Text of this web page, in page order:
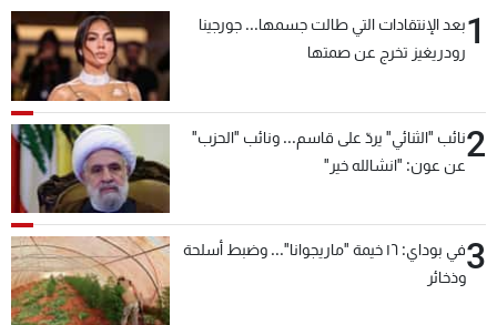
1بعد الإنتقادات التي طالت جسمها... جورجينا
رودريغيز تخرج عن صمتها
2نائب "الثنائي" يردّ على قاسم... ونائب "الحزب"
عن عون: "انشالله خير"
3
في بوداي: ١٦ خيمة "ماريجوانا"... وضبط أسلحة
وذخائر